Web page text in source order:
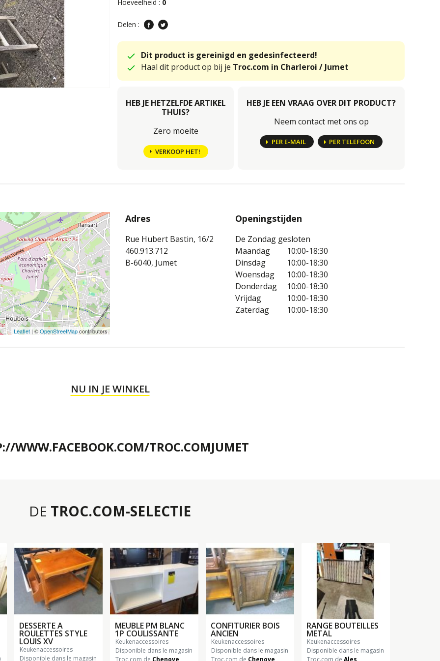
Hoeveelheid : 0
Delen :
Dit product is gereinigd en gedesinfecteerd!
Haal dit product op bij je Troc.com in Charleroi / Jumet
HEB JE HETZELFDE ARTIKEL
THUIS?
Zero moeite
VERKOOP HET!
HEB JE EEN VRAAG OVER DIT PRODUCT?
Neem contact met ons op
PER E-MAIL PER TELEFOON
Leaflet | ©OpenStreetMapcontributors
Adres
Rue Hubert Bastin, 16/2
460.913.712
B-6040, Jumet
Openingstijden
De Zondag gesloten
Maandag
10:00-18:30
Dinsdag
10:00-18:30
Woensdag
10:00-18:30
Donderdag
10:00-18:30
Vrijdag
10:00-18:30
Zaterdag
10:00-18:30
NU IN JE WINKEL
WWW.FACEBOOK.COM/TROC.COMJUMET
DE TROC.COM-SELECTIE
DESSERTE A
ROULETTES STYLE
LOUIS XV
keukenaccessoires
Disponible dans le magasin
MEUBLE PM BLANC
1P COULISSANTE
keukenaccessoires
Disponible dans le magasin
Troc.com de Chenove
CONFITURIER BOIS
ANCIEN
keukenaccessoires
Disponible dans le magasin
Troc.com de Chenove
RANGE BOUTEILLES
METAL
keukenaccessoires
Disponible dans le magasin
Troc.com de Ales